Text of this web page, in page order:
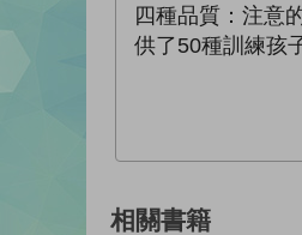
四種品質：注意
供了50種訓練孩
相關書籍